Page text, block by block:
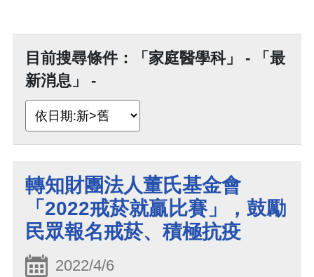
目前搜尋條件：「家庭醫學科」 - 「最
新消息」 -
轉知財團法人董氏基金會
「2022戒菸就贏比賽」，鼓勵
民眾報名戒菸、積極抗疫
2022/4/6